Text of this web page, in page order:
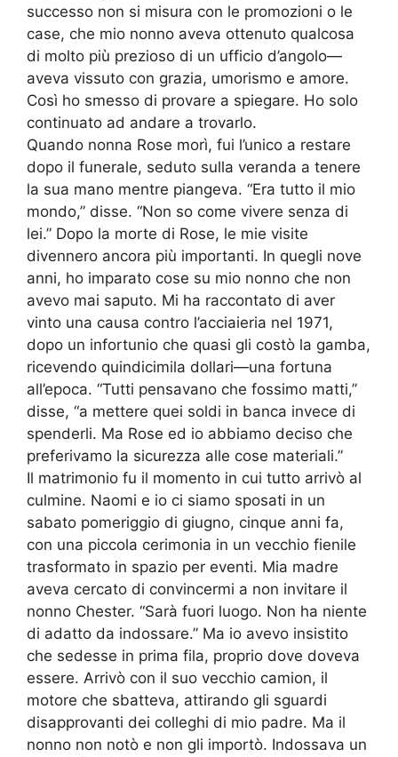
successo non si misura con le promozioni o le
case, che mio nonno aveva ottenuto qualcosa
di molto più prezioso di un ufficio d’angolo—
aveva vissuto con grazia, umorismo e amore.
Così ho smesso di provare a spiegare. Ho solo
continuato ad andare a trovarlo.
Quando nonna Rose morì, fui l’unico a restare
dopo il funerale, seduto sulla veranda a tenere
la sua mano mentre piangeva. “Era tutto il mio
mondo,” disse. “Non so come vivere senza di
lei.” Dopo la morte di Rose, le mie visite
divennero ancora più importanti. In quegli nove
anni, ho imparato cose su mio nonno che non
avevo mai saputo. Mi ha raccontato di aver
vinto una causa contro l’acciaieria nel 1971,
dopo un infortunio che quasi gli costò la gamba,
ricevendo quindicimila dollari—una fortuna
all’epoca. “Tutti pensavano che fossimo matti,”
disse, “a mettere quei soldi in banca invece di
spenderli. Ma Rose ed io abbiamo deciso che
preferivamo la sicurezza alle cose materiali.”
Il matrimonio fu il momento in cui tutto arrivò al
culmine. Naomi e io ci siamo sposati in un
sabato pomeriggio di giugno, cinque anni fa,
con una piccola cerimonia in un vecchio fienile
trasformato in spazio per eventi. Mia madre
aveva cercato di convincermi a non invitare il
nonno Chester. “Sarà fuori luogo. Non ha niente
di adatto da indossare.” Ma io avevo insistito
che sedesse in prima fila, proprio dove doveva
essere. Arrivò con il suo vecchio camion, il
motore che sbatteva, attirando gli sguardi
disapprovanti dei colleghi di mio padre. Ma il
nonno non notò e non gli importò. Indossava un